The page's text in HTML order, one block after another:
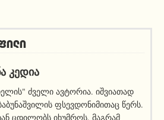
ᲙᲔᲓᲘᲐ
ძველი ავტორია. იშვიათად
ფსევდონიმითაც წერს.
ცდილობს იხუმროს, მაგრამ